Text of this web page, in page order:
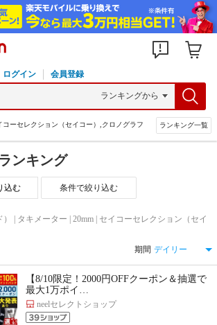
ログイン 会員登録
ーセレクション（セイコー）,クロノグラフ ランキング一覧
ンキング
条件で絞り込む
| タキメーター | 20mm | セイコーセレクション（セイ
期間
【8/10限定！2000円OFFクーポン＆抽選で
最大1万ポイ…
neelセレクトショップ